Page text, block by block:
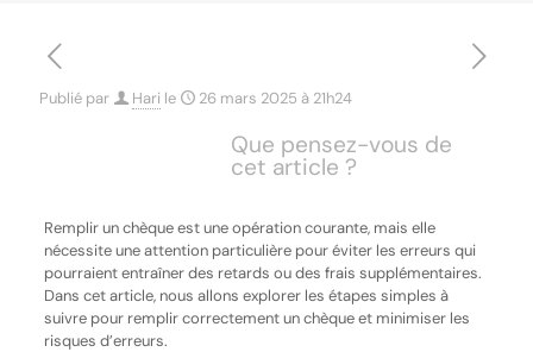
Publié par Hari le 26 mars 2025 à 21h24
Que pensez-vous de
cet article ?
Remplir un chèque est une opération courante, mais elle
nécessite une attention particulière pour éviter les erreurs qui
pourraient entraîner des retards ou des frais supplémentaires.
Dans cet article, nous allons explorer les étapes simples à
suivre pour remplir correctement un chèque et minimiser les
risques d’erreurs.